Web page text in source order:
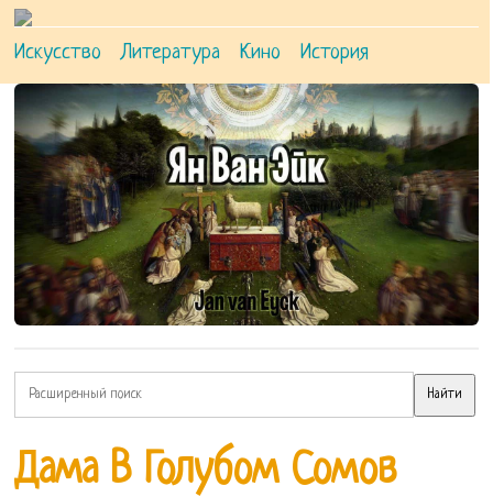
Искусство Литература Кино История
Дама В Голубом Сомов